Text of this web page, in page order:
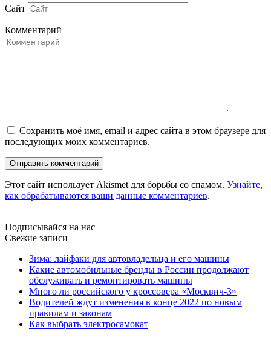
Сайт
Комментарий
Сохранить моё имя, email и адрес сайта в этом браузере для
последующих моих комментариев.
Этот сайт использует Akismet для борьбы со спамом. Узнайте,
как обрабатываются ваши данные комментариев.
Подписывайся на нас
Свежие записи
Зима: лайфаки для автовладельца и его машины
Какие автомобильные бренды в России продолжают
обслуживать и ремонтировать машины
Много ли российского у кроссовера «Москвич-3»
Водителей ждут изменения в конце 2022 по новым
правилам и законам
Как выбрать электросамокат